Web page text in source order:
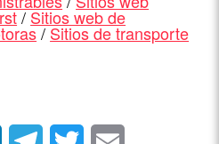
/Sitios web de
/Sitios de transporte